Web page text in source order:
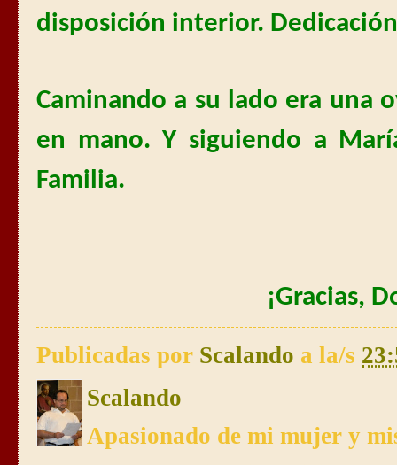
disposición interior.
Caminando a su lado era una
en mano. Y siguiendo a
Familia.
¡Gracias,
Publicadas por Scalando a la/s
Scalando
Apasionado de mi mujer y